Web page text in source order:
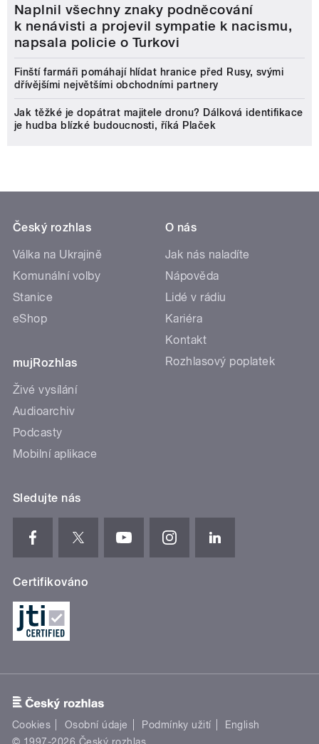
Naplnil všechny znaky podněcování
k nenávisti a projevil sympatie k nacismu,
napsala policie o Turkovi
Finští farmáři pomáhají hlídat hranice před Rusy, svými
dřívějšími největšími obchodními partnery
Jak těžké je dopátrat majitele dronu? Dálková identifikace
je hudba blízké budoucnosti, říká Plaček
Český rozhlas
Válka na Ukrajině
Komunální volby
Stanice
eShop
mujRozhlas
Živé vysílání
Audioarchiv
Podcasty
Mobilní aplikace
O nás
Jak nás naladíte
Nápověda
Lidé v rádiu
Kariéra
Kontakt
Rozhlasový poplatek
Sledujte nás
Certifikováno
Cookies Osobní údaje Podmínky užití
English